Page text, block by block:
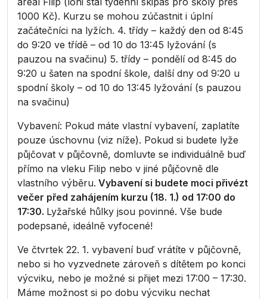
1000 Kč). Kurzu se mohou zúčastnit i úplní
začátečníci na lyžích. 4. třídy – každý den od 8:45
do 9:20 ve třídě – od 10 do 13:45 lyžování (s
pauzou na svačinu) 5. třídy – pondělí od 8:45 do
9:20 u šaten na spodní škole, další dny od 9:20 u
spodní školy – od 10 do 13:45 lyžování (s pauzou
na svačinu)
Vybavení: Pokud máte vlastní vybavení, zaplatíte
pouze úschovnu (viz níže). Pokud si budete lyže
půjčovat v půjčovně, domluvte se individuálně buď
přímo na vleku Filip nebo v jiné půjčovně dle
vlastního výběru. Vybavení si budete moci přivézt
večer před zahájením kurzu (18. 1.) od 17:00 do
17:30. Lyžařské hůlky jsou povinné. Vše bude
podepsané, ideálně vyfocené!
Ve čtvrtek 22. 1. vybavení buď vrátíte v půjčovně,
nebo si ho vyzvednete zároveň s dítětem po konci
výcviku, nebo je možné si přijet mezi 17:00 – 17:30.
Máme možnost si po dobu výcviku nechat